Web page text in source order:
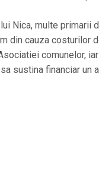
Nica, multe primarii
din cauza costurilor
comunelor,
sustina financiar un